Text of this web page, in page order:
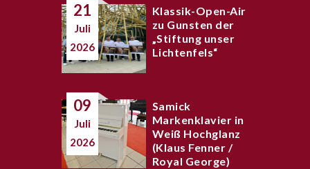
21
Juli
2026
Klassik-Open-Air
zu Gunsten der
„Stiftung unser
Lichtenfels“
09
Juli
2026
Samick
Markenklavier in
Weiß Hochglanz
(Klaus Fenner /
Royal George)